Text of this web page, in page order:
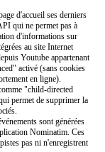
d'accueil ses derniers
qui ne permet pas à
d'informations sur
au site Internet
Youtube appartenant
activé (sans cookies
en ligne).
"child-directed
permet de supprimer la
sont générées
Nominatim. Ces
pas ni n'enregistrent